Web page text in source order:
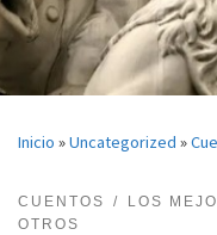
Inicio »Uncategorized »
CUENTOS
LOS
OTROS